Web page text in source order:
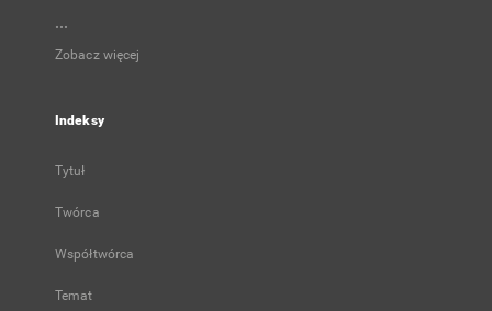
...
Zobacz więcej
Indeksy
Tytuł
Twórca
Współtwórca
Temat